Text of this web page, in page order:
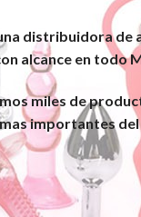
distribuidora de
alcance en todo
miles de
importantes del